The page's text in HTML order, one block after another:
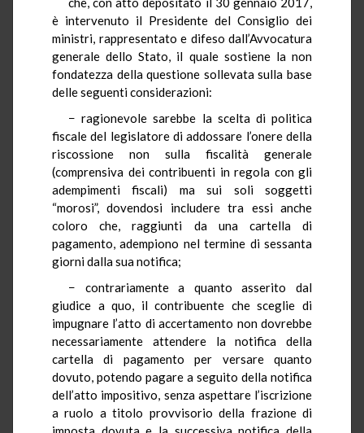
è intervenuto il Presidente del Consiglio dei
ministri, rappresentato e difeso dall’Avvocatura
generale dello Stato, il quale sostiene la non
fondatezza della questione sollevata sulla base
delle seguenti considerazioni:
− ragionevole sarebbe la scelta di politica
fiscale del legislatore di addossare l’onere della
riscossione non sulla fiscalità generale
(comprensiva dei contribuenti in regola con gli
adempimenti fiscali) ma sui soli soggetti
“morosi”, dovendosi includere tra essi anche
coloro che, raggiunti da una cartella di
pagamento, adempiono nel termine di sessanta
giorni dalla sua notifica;
− contrariamente a quanto asserito dal
giudice a quo, il contribuente che sceglie di
impugnare l’atto di accertamento non dovrebbe
necessariamente attendere la notifica della
cartella di pagamento per versare quanto
dovuto, potendo pagare a seguito della notifica
dell’atto impositivo, senza aspettare l’iscrizione
a ruolo a titolo provvisorio della frazione di